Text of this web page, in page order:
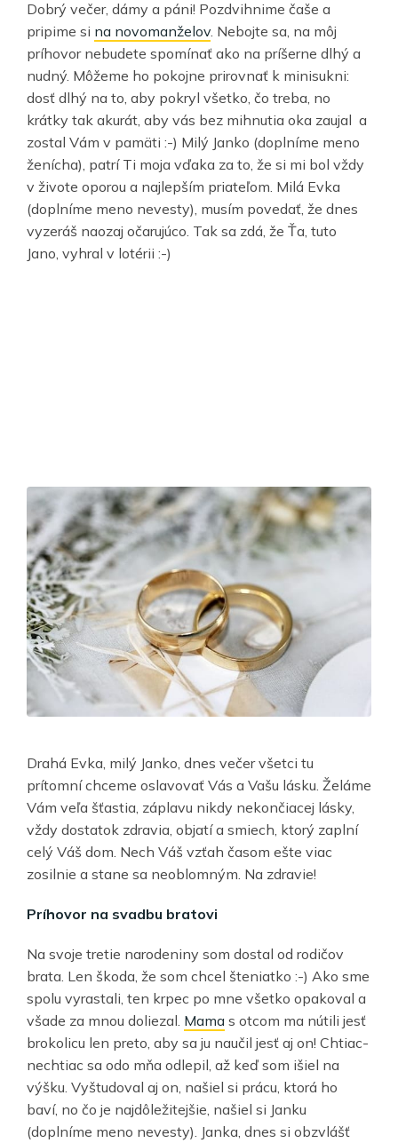
Dobrý večer, dámy a páni! Pozdvihnime čaše a
pripime si na novomanželov. Nebojte sa, na môj
príhovor nebudete spomínať ako na príšerne dlhý a
nudný. Môžeme ho pokojne prirovnať k minisukni:
dosť dlhý na to, aby pokryl všetko, čo treba, no
krátky tak akurát, aby vás bez mihnutia oka zaujal a
zostal Vám v pamäti :-) Milý Janko (doplníme meno
ženícha), patrí Ti moja vďaka za to, že si mi bol vždy
v živote oporou a najlepším priateľom. Milá Evka
(doplníme meno nevesty), musím povedať, že dnes
vyzeráš naozaj očarujúco. Tak sa zdá, že Ťa, tuto
Jano, vyhral v lotérii :-)
Drahá Evka, milý Janko, dnes večer všetci tu
prítomní chceme oslavovať Vás a Vašu lásku. Želáme
Vám veľa šťastia, záplavu nikdy nekončiacej lásky,
vždy dostatok zdravia, objatí a smiech, ktorý zaplní
celý Váš dom. Nech Váš vzťah časom ešte viac
zosilnie a stane sa neoblomným. Na zdravie!
Príhovor na svadbu bratovi
Na svoje tretie narodeniny som dostal od rodičov
brata. Len škoda, že som chcel šteniatko :-) Ako sme
spolu vyrastali, ten krpec po mne všetko opakoval a
všade za mnou doliezal. Mama s otcom ma nútili jesť
brokolicu len preto, aby sa ju naučil jesť aj on! Chtiac-
nechtiac sa odo mňa odlepil, až keď som išiel na
výšku. Vyštudoval aj on, našiel si prácu, ktorá ho
baví, no čo je najdôležitejšie, našiel si Janku
(doplníme meno nevesty). Janka, dnes si obzvlášť